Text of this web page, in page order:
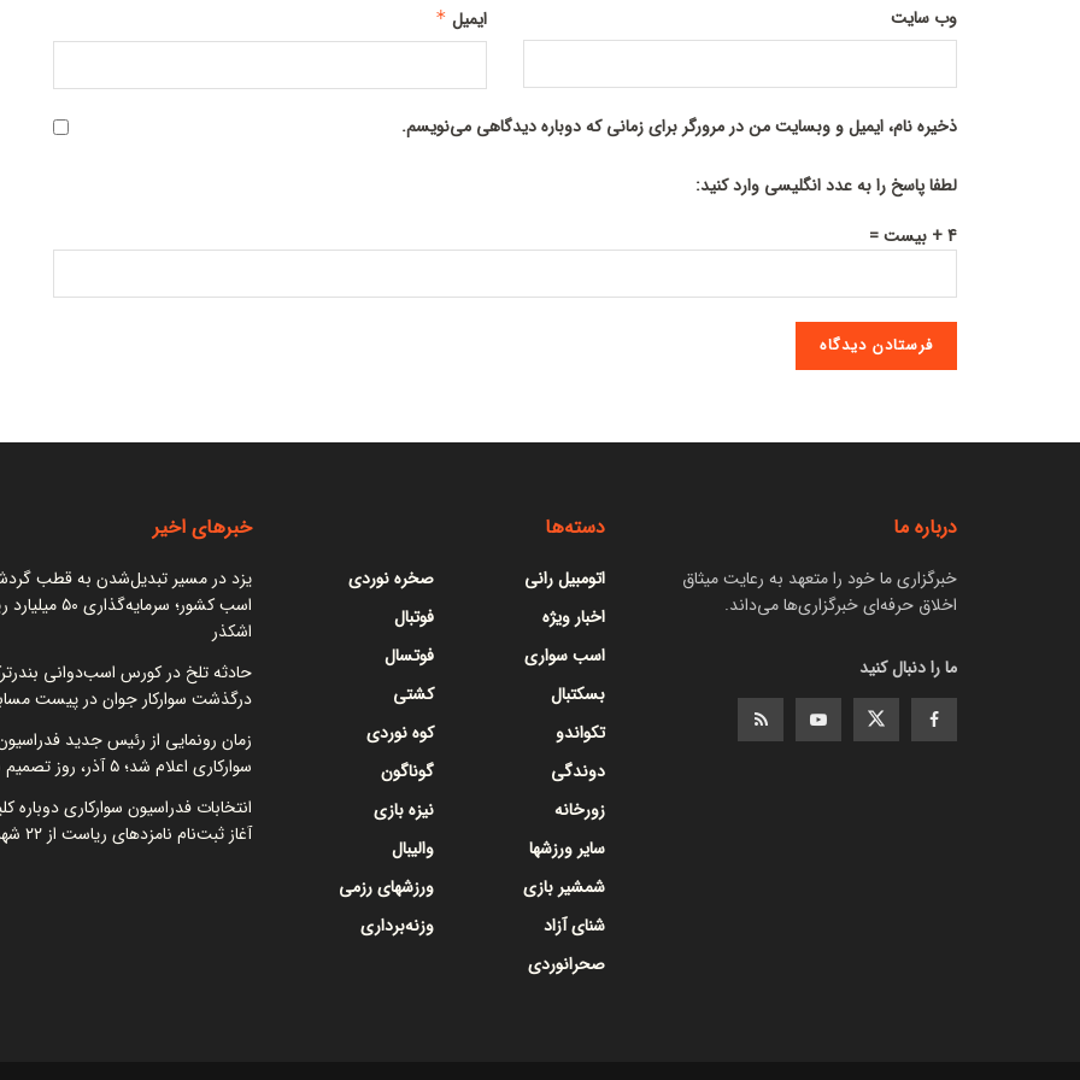
ایمیل * وب‌ سایت
ذخیره نام، ایمیل و وبسایت من در مرورگر برای زمانی که دوباره دیدگاهی می‌نویسم.
لطفا پاسخ را به عدد انگلیسی وارد کنید:
4 + بیست =
درباره ما
خبرگزاری ما خود را متعهد به رعایت میثاق
اخلاق حرفه‌ای خبرگزاری‌ها می‌داند.
ما را دنبال کنید
دسته‌ها
اتومبیل رانی
اخبار ویژه
اسب سواری
بسکتبال
تکواندو
دوندگی
زورخانه
سایر ورزشها
شمشیر بازی
شنای آزاد
صحرانوردی
صخره نوردی
فوتبال
فوتسال
کشتی
کوه نوردی
گوناگون
نیزه بازی
والیبال
ورزشهای رزمی
وزنه‌برداری
خبرهای اخیر
یزد در مسیر تبدیل‌شدن به قطب
اسب کشور؛
اشکذر
حادثه تلخ در کورس اسب‌دوانی
درگذشت سوارکار جوان در پیست
زمان رونمایی از رئیس جدید
سوارکاری اعلام شد؛ ۵ آذر، روز تصمیم نهایی
انتخابات فدراسیون سوارکاری دوباره
آغاز ثبت‌نام نامزدهای ریاست از ۲۲ شهریور